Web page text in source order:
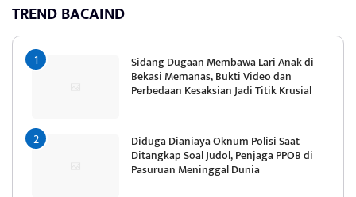
TREND BACAIND
Sidang Dugaan Membawa Lari Anak di
Bekasi Memanas, Bukti Video dan
Perbedaan Kesaksian Jadi Titik Krusial
Diduga Dianiaya Oknum Polisi Saat
Ditangkap Soal Judol, Penjaga PPOB di
Pasuruan Meninggal Dunia